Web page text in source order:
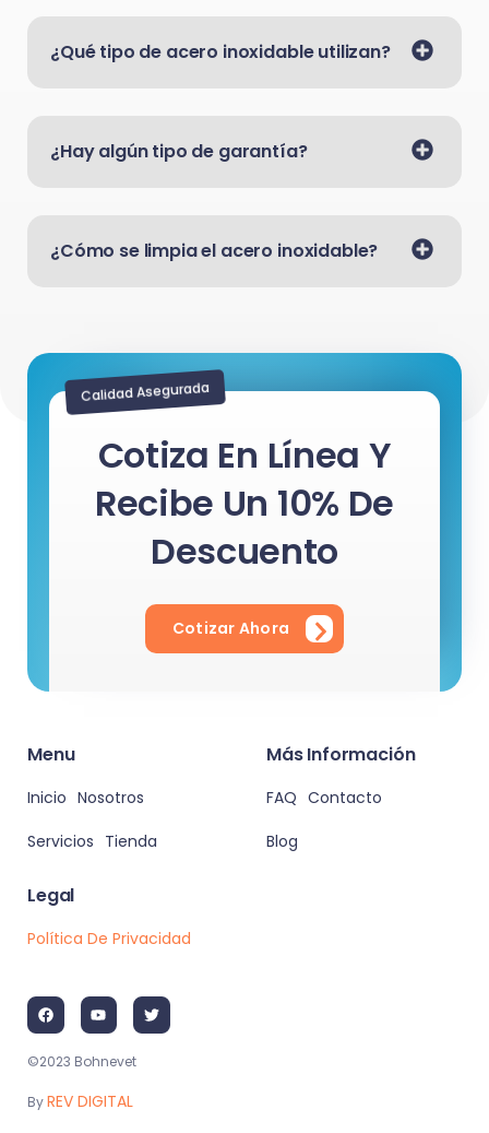
¿Qué tipo de acero inoxidable utilizan?
¿Hay algún tipo de garantía?
¿Cómo se limpia el acero inoxidable?
Calidad Asegurada
Cotiza En Línea Y
Recibe Un 10% De
Descuento
Cotizar Ahora
Menu
Inicio Nosotros
Servicios Tienda
Más Información
FAQ Contacto
Blog
Legal
Política De Privacidad
©2023 Bohnevet
ByREV DIGITAL